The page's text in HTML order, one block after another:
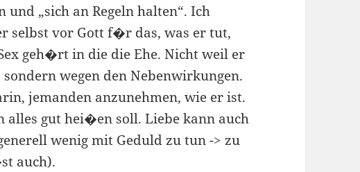
und „sich an Regeln halten“. Ich
selbst vor Gott f�r das, was er tut,
geh�rt in die die Ehe. Nicht weil er
wegen den Nebenwirkungen.
jemanden anzunehmen, wie er ist.
gut hei�en soll. Liebe kann auch
wenig mit Geduld zu tun -> zu
auch).